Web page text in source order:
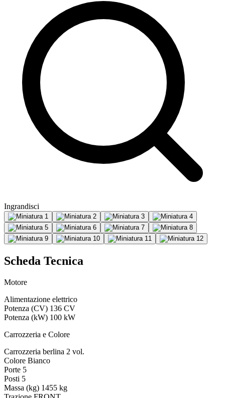
Ingrandisci
Scheda Tecnica
Motore
Alimentazione elettrico
Potenza (CV) 136 CV
Potenza (kW) 100 kW
Carrozzeria e Colore
Carrozzeria berlina 2 vol.
Colore Bianco
Porte 5
Posti 5
Massa (kg) 1455 kg